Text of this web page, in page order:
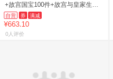
+故宫国宝100件+故宫与皇家生活
（故宫博物院建院以来，在1980年
代举全院之力打造的一套
自营 券 满减
¥663.10
0人评价